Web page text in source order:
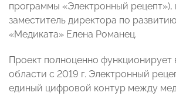
программы «Электронный рецепт»),
заместитель директора по
«Медиката» Елена Романец.
Проект полноценно функционирует
области с 2019 г. Электронный
единый цифровой контур между